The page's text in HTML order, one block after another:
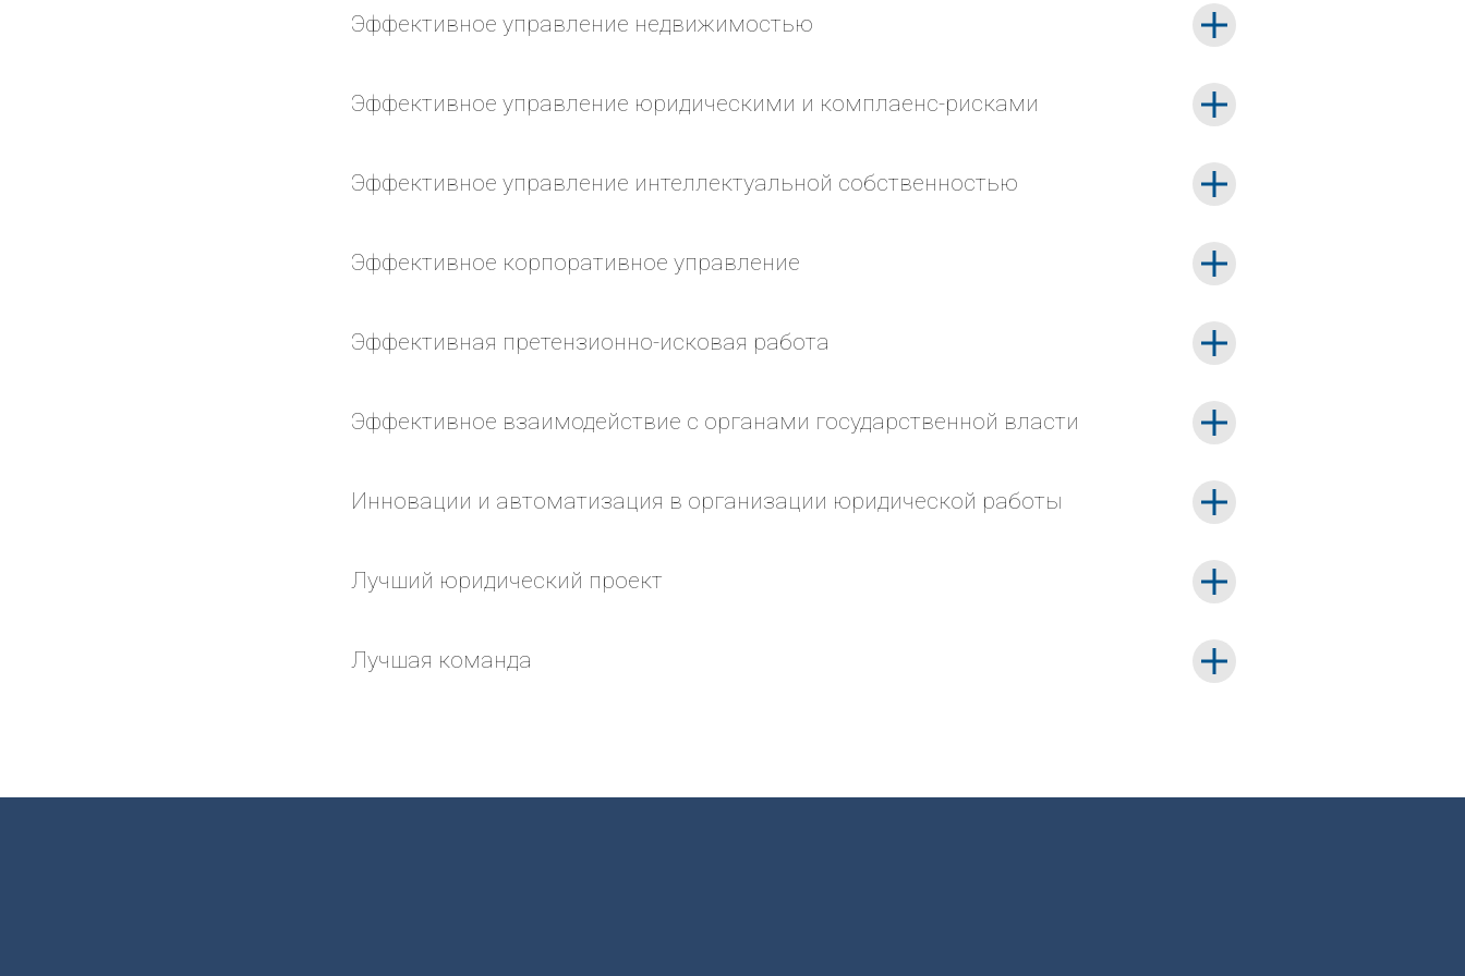
Эффективное управление недвижимостью
Эффективное управление юридическими и комплаенс-рисками
Эффективное управление интеллектуальной собственностью
Эффективное корпоративное управление
Эффективная претензионно-исковая работа
Эффективное взаимодействие с органами государственной власти
Инновации и автоматизация в организации юридической работы
Лучший юридический проект
Лучшая команда